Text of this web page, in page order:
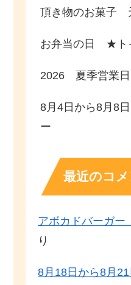
頂き物のお菓子
お弁当の日 ★ト
2026 夏季営業日
8月4日から8月8
ー
最近のコメ
アボカドバーガ
り
8月18日から8月